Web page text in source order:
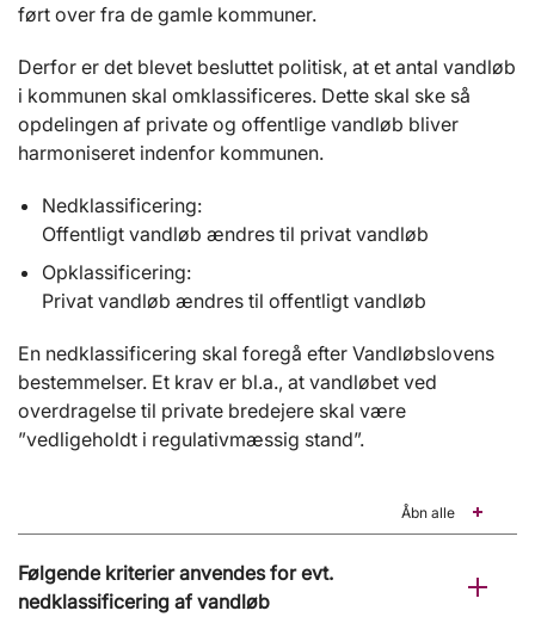
ført over fra de gamle kommuner.
Derfor er det blevet besluttet politisk, at et antal vandløb
i kommunen skal omklassificeres. Dette skal ske så
opdelingen af private og offentlige vandløb bliver
harmoniseret indenfor kommunen.
Nedklassificering:
Offentligt vandløb ændres til privat vandløb
Opklassificering:
Privat vandløb ændres til offentligt vandløb
En nedklassificering skal foregå efter Vandløbslovens
bestemmelser. Et krav er bl.a., at vandløbet ved
overdragelse til private bredejere skal være
”vedligeholdt i regulativmæssig stand”.
Åbn alle
Følgende kriterier anvendes for evt.
nedklassificering af vandløb